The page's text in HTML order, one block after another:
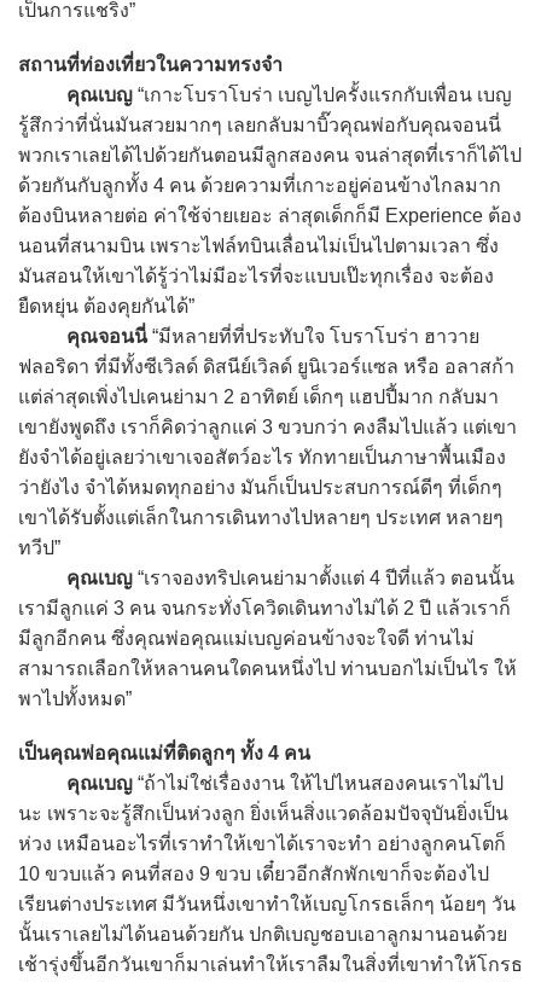
เป็นการแชริ่ง”
สถานที่ท่องเที่ยวในความทรงจำ
คุณเบญ “เกาะโบราโบร่า เบญไปครั้งแรกกับเพื่อน เบญ
รู้สึกว่าที่นั่นมันสวยมากๆ เลยกลับมาบิ๊วคุณพ่อกับคุณจอนนี่
พวกเราเลยได้ไปด้วยกันตอนมีลูกสองคน จนล่าสุดที่เราก็ได้ไป
ด้วยกันกับลูกทั้ง 4 คน ด้วยความที่เกาะอยู่ค่อนข้างไกลมาก
ต้องบินหลายต่อ ค่าใช้จ่ายเยอะ ล่าสุดเด็กก็มี Experience ต้อง
นอนที่สนามบิน เพราะไฟล์ทบินเลื่อนไม่เป็นไปตามเวลา ซึ่ง
มันสอนให้เขาได้รู้ว่าไม่มีอะไรที่จะแบบเป๊ะทุกเรื่อง จะต้อง
ยืดหยุ่น ต้องคุยกันได้”
คุณจอนนี่“มีหลายที่ที่ประทับใจ โบราโบร่า ฮาวาย
ฟลอริดา ที่มีทั้งซีเวิลด์ ดิสนีย์เวิลด์ ยูนิเวอร์แซล หรือ อลาสก้า
แต่ล่าสุดเพิ่งไปเคนย่ามา 2 อาทิตย์ เด็กๆ แฮปปี้มาก กลับมา
เขายังพูดถึง เราก็คิดว่าลูกแค่ 3 ขวบกว่า คงลืมไปแล้ว แต่เขา
ยังจำได้อยู่เลยว่าเขาเจอสัตว์อะไร ทักทายเป็นภาษาพื้นเมือง
ว่ายังไง จำได้หมดทุกอย่าง มันก็เป็นประสบการณ์ดีๆ ที่เด็กๆ
เขาได้รับตั้งแต่เล็กในการเดินทางไปหลายๆ ประเทศ หลายๆ
ทวีป”
คุณเบญ “เราจองทริปเคนย่ามาตั้งแต่ 4 ปีที่แล้ว ตอนนั้น
เรามีลูกแค่ 3 คน จนกระทั่งโควิดเดินทางไม่ได้ 2 ปี แล้วเราก็
มีลูกอีกคน ซึ่งคุณพ่อคุณแม่เบญค่อนข้างจะใจดี ท่านไม่
สามารถเลือกให้หลานคนใดคนหนึ่งไป ท่านบอกไม่เป็นไร ให้
พาไปทั้งหมด”
เป็นคุณพ่อคุณแม่ที่ติดลูกๆ ทั้ง 4 คน
คุณเบญ “ถ้าไม่ใช่เรื่องงาน ให้ไปไหนสองคนเราไม่ไป
นะ เพราะจะรู้สึกเป็นห่วงลูก ยิ่งเห็นสิ่งแวดล้อมปัจจุบันยิ่งเป็น
ห่วง เหมือนอะไรที่เราทำให้เขาได้เราจะทำ อย่างลูกคนโตก็
10 ขวบแล้ว คนที่สอง 9 ขวบ เดี๋ยวอีกสักพักเขาก็จะต้องไป
เรียนต่างประเทศ มีวันหนึ่งเขาทำให้เบญโกรธเล็กๆ น้อยๆ วัน
นั้นเราเลยไม่ได้นอนด้วยกัน ปกติเบญชอบเอาลูกมานอนด้วย
เช้ารุ่งขึ้นอีกวันเขาก็มาเล่นทำให้เราลืมในสิ่งที่เขาทำให้โกรธ